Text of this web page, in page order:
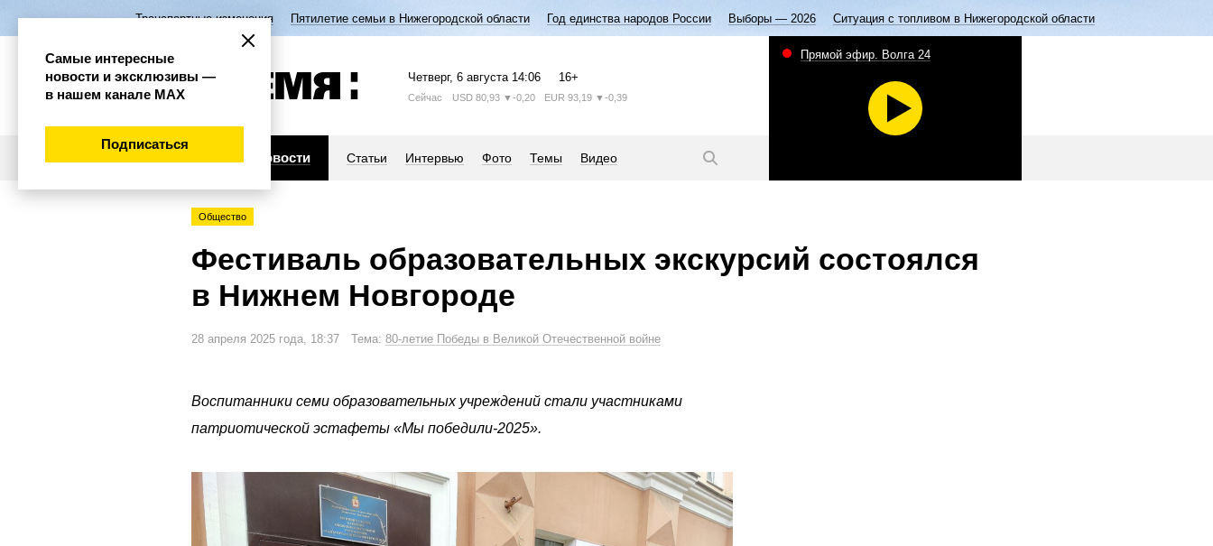
Транспортные изменения Пятилетие семьи в Нижегородской области Год единства народов России Выборы — 2026 Ситуация с топливом в Нижегородской области
Четверг, 6 августа 14:06 16+
Сейчас USD 80,93 ▼-0,20 EUR 93,19 ▼-0,39
Новости Статьи Интервью Фото Темы Видео
Прямой эфир. Волга 24
Общество
Фестиваль образовательных экскурсий состоялся
в Нижнем Новгороде
28 апреля 2025 года, 18:37 Тема: 80-летие Победы в Великой Отечественной войне
Воспитанники семи образовательных учреждений стали участниками
патриотической эстафеты «Мы победили-2025».
Самые интересные
новости и эксклюзивы —
в нашем канале МАХ
Подписаться